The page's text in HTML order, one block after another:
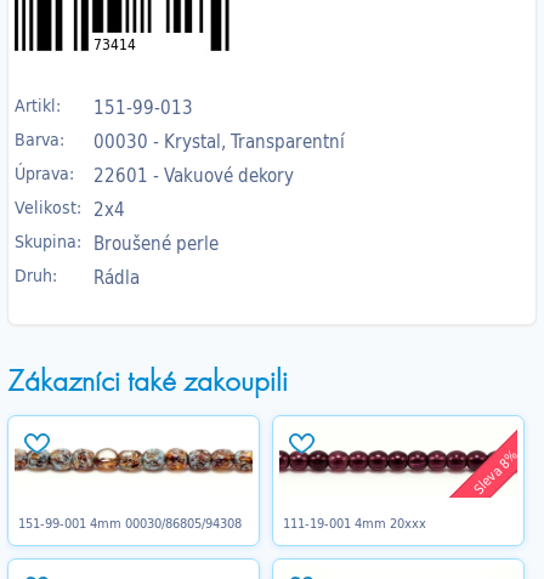
73414
Artikl: 151-99-013
Barva: 00030 - Krystal, Transparentní
Úprava: 22601 - Vakuové dekory
Velikost: 2x4
Skupina: Broušené perle
Druh: Rádla
Zákazníci také zakoupili
151-99-001 4mm 00030/86805/94308
Sleva 8%
111-19-001 4mm 20xxx